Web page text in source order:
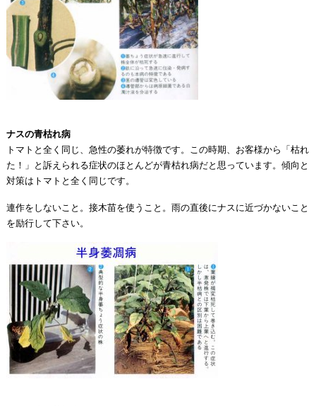
ナスの青枯れ病
トマトと全く同じ、急性の萎れが特徴です。この時期、お客様から「枯れ
た！」と訴えられる症状のほとんどが青枯れ病だと思っています。傾向と
対策はトマトと全く同じです。
連作をしないこと。接木苗を使うこと。雨の直後にナスに近づかないこと
を励行して下さい。